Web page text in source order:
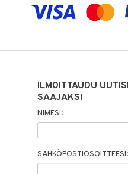
ILMOITTAUDU
SAAJAKSI
NIMESI:
SÄHKÖPOSTIOSOITTEESI: